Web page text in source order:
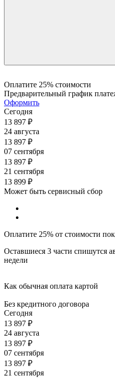
Оплатите 25% стоимости
Предварительный график
Оформить
Сегодня
13 897 ₽
24 августа
13 897 ₽
07 сентября
13 897 ₽
21 сентября
13 899 ₽
Может быть сервисный сбор
Оплатите 25% от стоимости
Оставшиеся 3 части спишутся
недели
Как обычная оплата картой
Без кредитного договора
Сегодня
13 897 ₽
24 августа
13 897 ₽
07 сентября
13 897 ₽
21 сентября